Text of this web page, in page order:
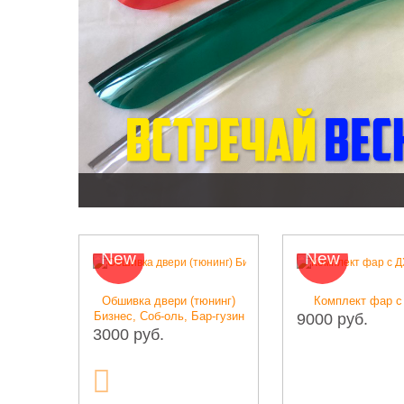
Обшивка двери (тюнинг)
Бизнес, Соб-оль, Бар-гузин
New
Комплект фар с ДХО
9000 руб.